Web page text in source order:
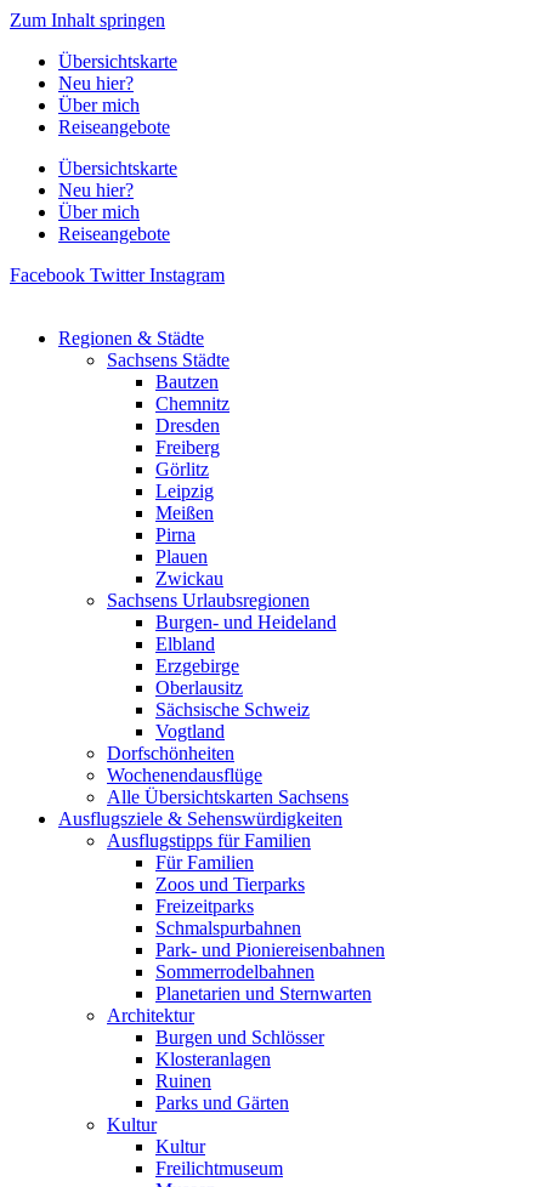
Zum Inhalt springen
Übersichtskarte
Neu hier?
Über mich
Reiseangebote
Übersichtskarte
Neu hier?
Über mich
Reiseangebote
Facebook Twitter Instagram
Regionen & Städte
Sachsens Städte
Bautzen
Chemnitz
Dresden
Freiberg
Görlitz
Leipzig
Meißen
Pirna
Plauen
Zwickau
Sachsens Urlaubsregionen
Burgen- und Heideland
Elbland
Erzgebirge
Oberlausitz
Sächsische Schweiz
Vogtland
Dorfschönheiten
Wochenendausflüge
Alle Übersichtskarten Sachsens
Ausflugsziele & Sehenswürdigkeiten
Ausflugstipps für Familien
Für Familien
Zoos und Tierparks
Freizeitparks
Schmalspurbahnen
Park- und Pioniereisenbahnen
Sommerrodelbahnen
Planetarien und Sternwarten
Architektur
Burgen und Schlösser
Klosteranlagen
Ruinen
Parks und Gärten
Kultur
Kultur
Freilichtmuseum